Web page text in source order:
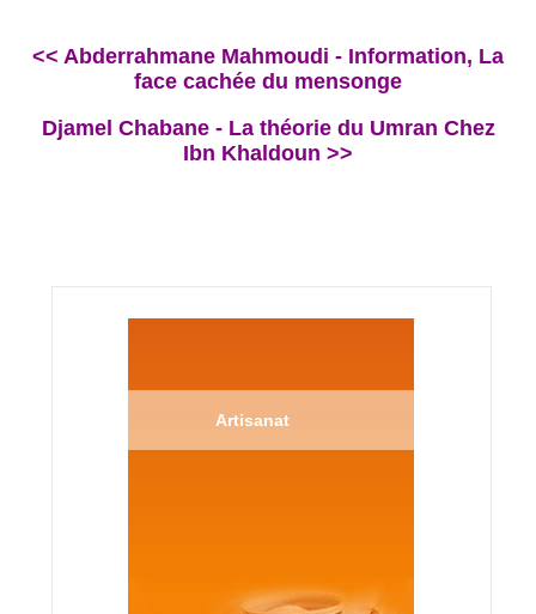
<< Abderrahmane Mahmoudi - Information, La
face cachée du mensonge
Djamel Chabane - La théorie du Umran Chez
Ibn Khaldoun >>
Artisanat